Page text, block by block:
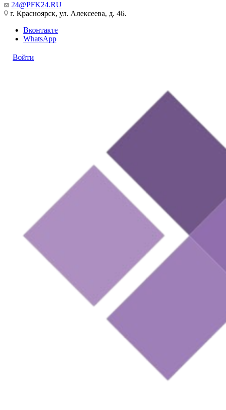
24@PFK24.RU
г. Красноярск, ул. Алексеева, д. 46.
Вконтакте
WhatsApp
Войти